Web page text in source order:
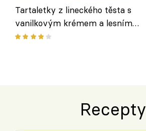
Tartaletky z lineckého těsta s
vanilkovým krémem a lesním
ovocem podle Bread Society
Recepty